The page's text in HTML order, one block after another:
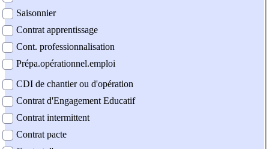
Saisonnier
Contrat apprentissage
Cont. professionnalisation
Prépa.opérationnel.emploi
CDI de chantier ou d'opération
Contrat d'Engagement Educatif
Contrat intermittent
Contrat pacte